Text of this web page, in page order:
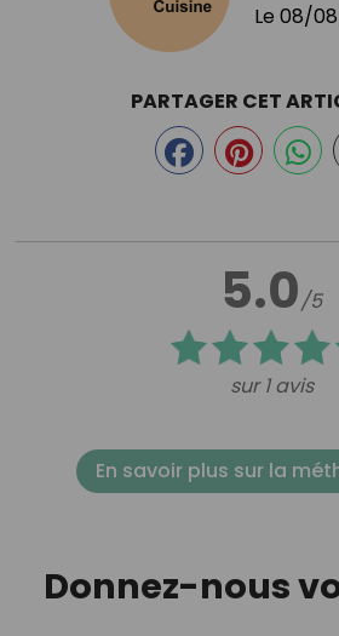
Le 08/
5.0/5
sur 1 avis
PARTAGER CET
En savoir plus sur la
Donnez-nous